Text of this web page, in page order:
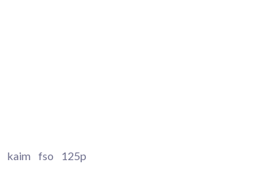
kaim fso 125p